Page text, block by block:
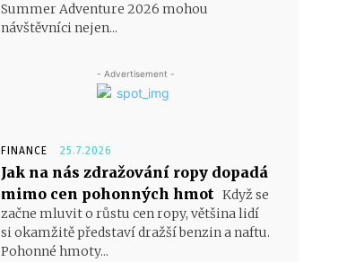
Summer Adventure 2026 mohou
návštěvníci nejen...
- Advertisement -
FINANCE 25.7.2026
Jak na nás zdražování ropy dopadá
mimo cen pohonných hmot Když se
začne mluvit o růstu cen ropy, většina lidí
si okamžitě představí dražší benzin a naftu.
Pohonné hmoty...